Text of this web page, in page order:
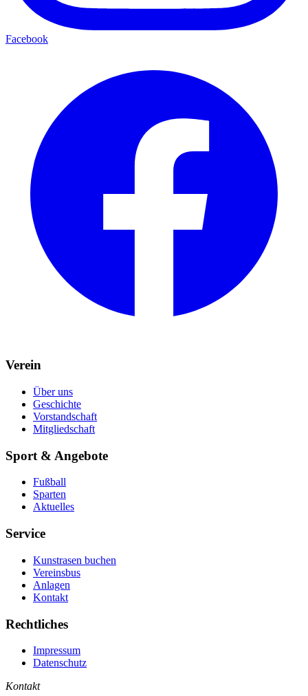
Facebook
Verein
Über uns
Geschichte
Vorstandschaft
Mitgliedschaft
Sport & Angebote
Fußball
Sparten
Aktuelles
Service
Kunstrasen buchen
Vereinsbus
Anlagen
Kontakt
Rechtliches
Impressum
Datenschutz
Kontakt